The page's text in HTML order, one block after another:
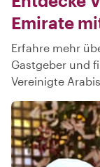
Emirate
Erfahre mehr
Gastgeber und
Vereinigte